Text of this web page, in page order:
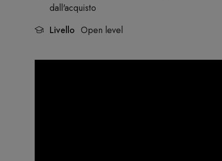
dall'acquisto
Livello Open level